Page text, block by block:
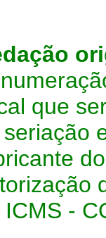
que
ICMS -